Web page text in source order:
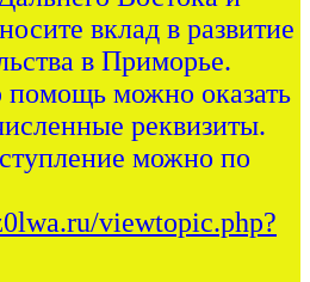
вклад в развитие
в Приморье.
можно оказать
реквизиты.
можно по
viewtopic.php?